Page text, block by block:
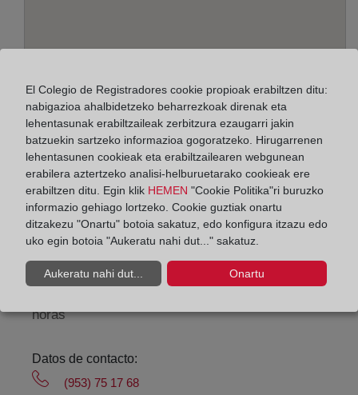
Helbidea:
Pasaje del Molinillo, s/n, 23400
Horario:
Agosto: De lunes a viernes de 09:00 a 14:00 horas
horas
Datos de contacto:
(953) 75 17 68
El Colegio de Registradores cookie propioak erabiltzen ditu:
nabigazioa ahalbidetzeko beharrezkoak direnak eta
lehentasunak erabiltzaileak zerbitzura ezaugarri jakin
batzuekin sartzeko informazioa gogoratzeko. Hirugarrenen
lehentasunen cookieak eta erabiltzailearen webgunean
erabilera aztertzeko analisi-helburuetarako cookieak ere
erabiltzen ditu. Egin klik HEMEN "Cookie Politika"ri buruzko
informazio gehiago lortzeko. Cookie guztiak onartu
ditzakezu "Onartu" botoia sakatuz, edo konfigura itzazu edo
uko egin botoia "Aukeratu nahi dut..." sakatuz.
Aukeratu nahi dut... Onartu